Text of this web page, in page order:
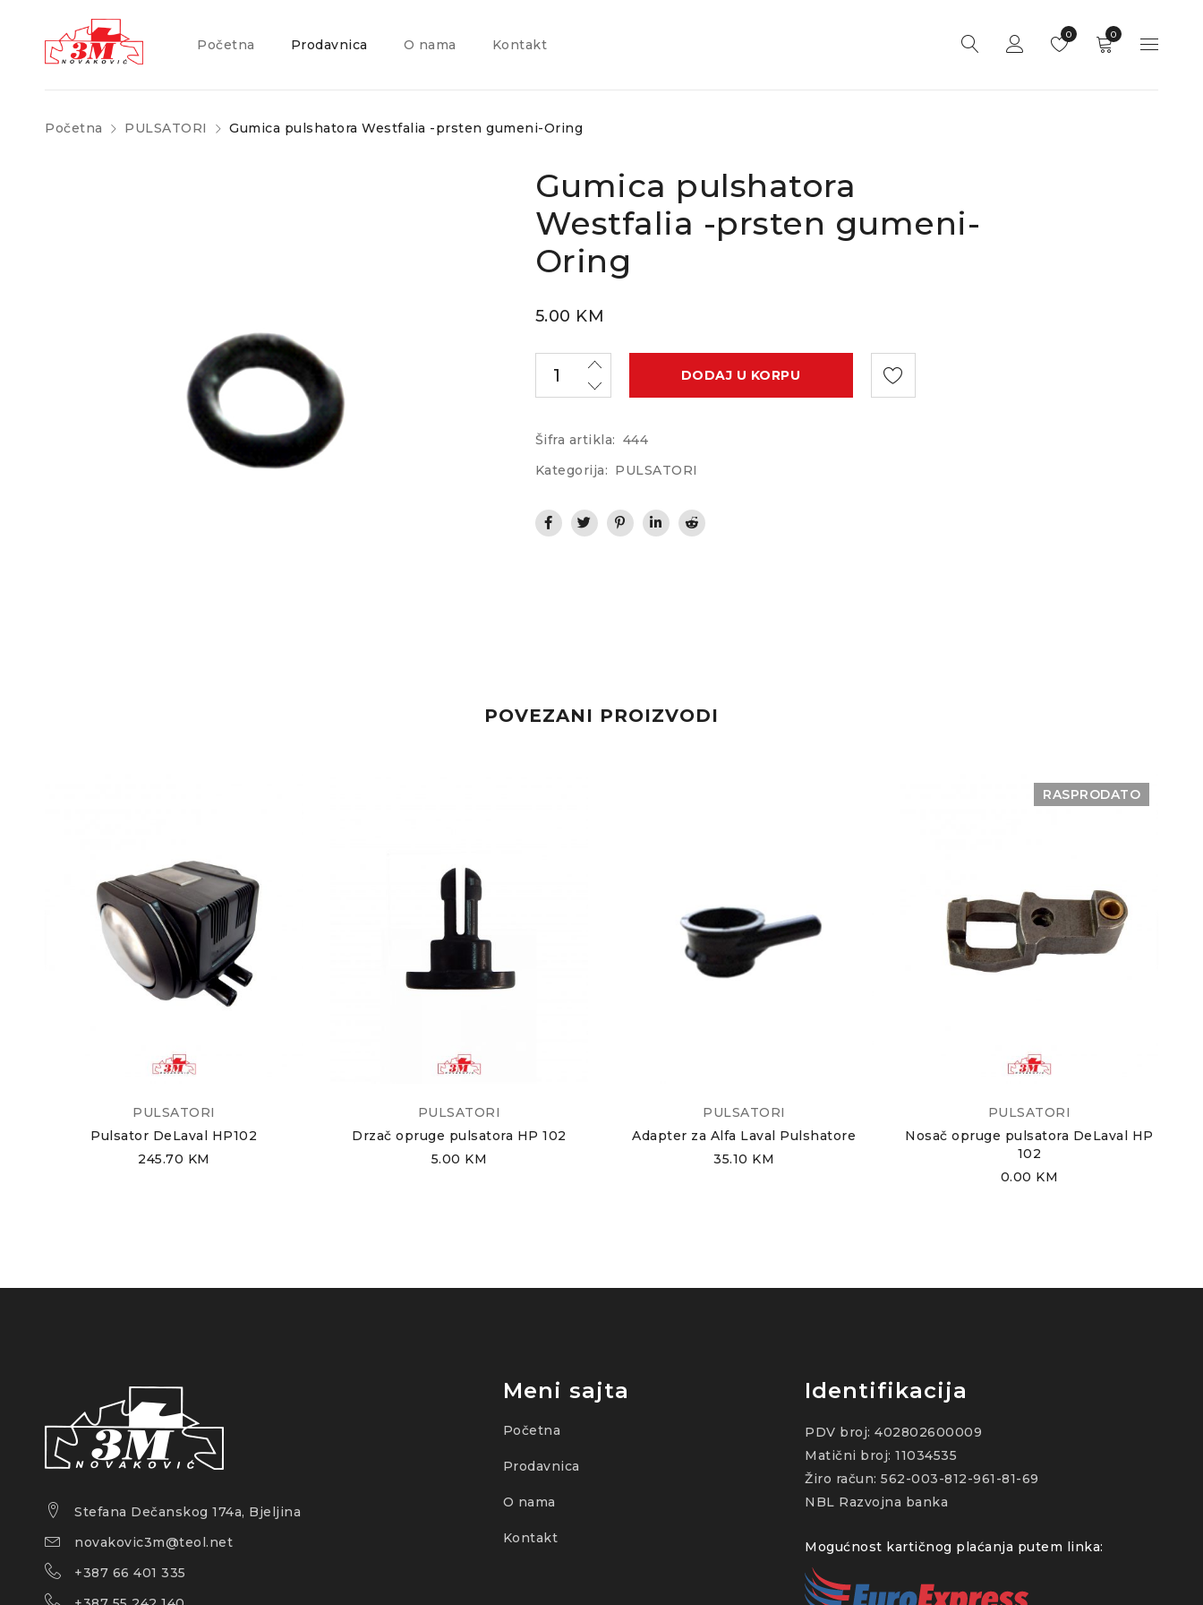
Početna Prodavnica O nama Kontakt
0
0
Početna PULSATORI Gumica pulshatora Westfalia -prsten gumeni-Oring
Gumica pulshatora
Westfalia -prsten gumeni-
Oring
5.00 KM
DODAJ U KORPU
Šifra artikla: 444
Kategorija: PULSATORI
POVEZANI PROIZVODI
PULSATORI
Pulsator DeLaval HP102
245.70 KM
PULSATORI
Drzač opruge pulsatora HP 102
5.00 KM
PULSATORI
Adapter za Alfa Laval Pulshatore
35.10 KM
RASPRODATO
PULSATORI
Nosač opruge pulsatora DeLaval HP
102
0.00 KM
Stefana Dečanskog 174a, Bjeljina
novakovic3m@teol.net
+387 66 401 335
Meni sajta
Početna
Prodavnica
O nama
Kontakt
Identifikacija
PDV broj: 402802600009
Matični broj: 11034535
Žiro račun: 562-003-812-961-81-69
NBL Razvojna banka
Mogućnost kartičnog plaćanja putem linka: